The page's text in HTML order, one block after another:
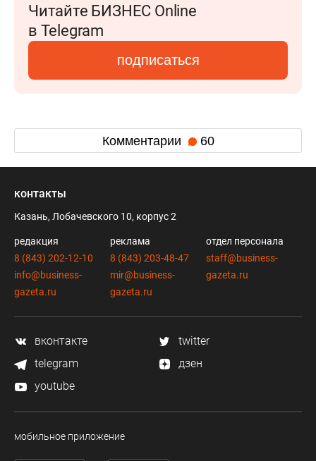
Читайте БИЗНЕС Online
в Telegram
подписаться
Комментарии 60
контакты
Казань, Лобачевского 10, корпус 2
редакция
8 (843) 202-12-10
info@business-
gazeta.ru
реклама
8 (843) 203-48-47
mir@business-
gazeta.ru
отдел персонала
staff@business-
gazeta.ru
вконтакте
twitter
telegram
дзен
youtube
мобильное приложение